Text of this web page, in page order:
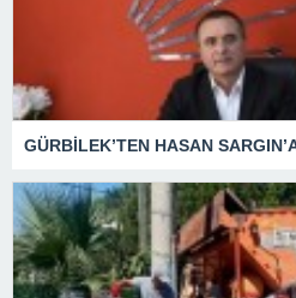
GÜRBİLEK’TEN HASAN